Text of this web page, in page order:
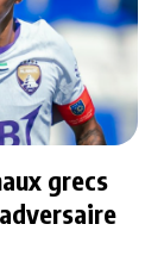
grecs